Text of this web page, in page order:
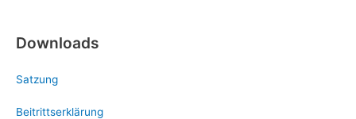
Downloads
Satzung
Beitrittserklärung